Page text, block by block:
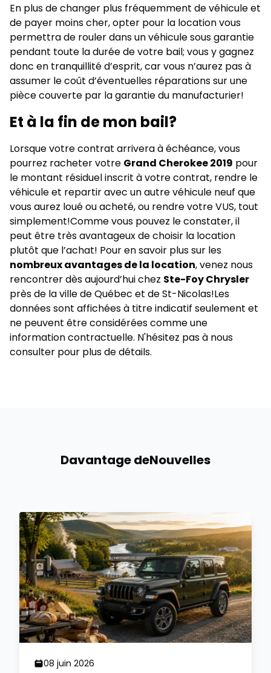
En plus de changer plus fréquemment de véhicule et
de payer moins cher, opter pour la location vous
permettra de rouler dans un véhicule sous garantie
pendant toute la durée de votre bail; vous y gagnez
donc en tranquillité d’esprit, car vous n’aurez pas à
assumer le coût d’éventuelles réparations sur une
pièce couverte par la garantie du manufacturier!
Et à la fin de mon bail?
Lorsque votre contrat arrivera à échéance, vous
pourrez racheter votre Grand Cherokee 2019 pour
le montant résiduel inscrit à votre contrat, rendre le
véhicule et repartir avec un autrevéhicule neuf que
vous aurez loué ou acheté, ou rendre votre VUS, tout
simplement!Comme vous pouvez le constater, il
peut être très avantageux de choisir la location
plutôt que l’achat! Pour en savoir plus sur les
nombreux avantages de la location, venez nous
rencontrer dès aujourd’hui chez Ste-Foy Chrysler
près de la ville de Québec et de St-Nicolas!Les
données sont affichées à titre indicatif seulement et
ne peuvent être considérées comme une
information contractuelle. N'hésitez pas à nous
consulter pour plus de détails.
Davantage deNouvelles
08 juin 2026